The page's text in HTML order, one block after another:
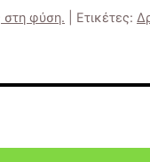
στη φύση. Ετικέτες: